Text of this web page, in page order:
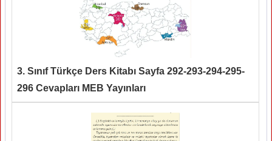
3. Sınıf Türkçe Ders Kitabı Sayfa 292-293-294-295-
296 Cevapları MEB Yayınları